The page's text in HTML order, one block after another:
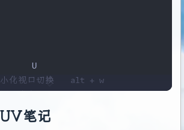
正交视图 	U
最大化和最小化视口切换 	alt + w
模型缩放到视口中心 	Z
放 	滚轮移动/ctrl + alt + 鼠标中键按下上下移
笔记